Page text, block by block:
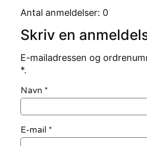
Antal anmeldelser: 0
Skriv en
E-mailadressen og
*.
Navn *
E-mail *